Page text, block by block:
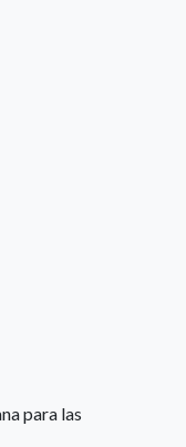
para las